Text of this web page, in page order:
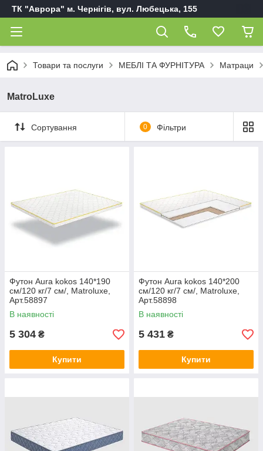
ТК "Аврора" м. Чернігів, вул. Любецька, 155
Товари та послуги МЕБЛІ ТА ФУРНІТУРА Матраци
MatroLuxe
Сортування 0 Фільтри
Футон Aura kokos 140*190
см/120 кг/7 см/, Matroluxe,
Арт.58897
В наявності
5 304 ₴
Купити
Футон Aura kokos 140*200
см/120 кг/7 см/, Matroluxe,
Арт.58898
В наявності
5 431 ₴
Купити